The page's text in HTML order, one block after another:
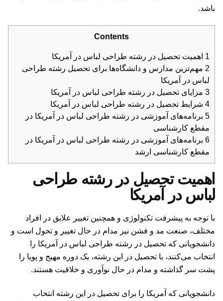
باشد.
Contents
1 اهمیت تحصیل در رشته طراحی لباس در آمریکا
2 مهم‌ترین مدارس و دانشگاه‌ها برای تحصیل رشته طراحی
لباس در آمریکا
3 مزایای تحصیل در رشته طراحی لباس در آمریکا
4 شرایط تحصیل در رشته طراحی لباس در آمریکا
5 برنامه‌های آموزشی در رشته طراحی لباس در آمریکا در
مقطع کارشناسی
6 برنامه‌های آموزشی در رشته طراحی لباس در آمریکا در
مقطع کارشناسی ارشد
اهمیت تحصیل در رشته طراحی
لباس در آمریکا
با توجه به پیشرفت تکنولوژی و همچنین تغییر علایق در افراد
مختلف، صنعت مد و فشن نیز مدام در حال تغییر و تحول است و
دانشجویانی که تحصیل در رشته طراحی لباس در آمریکا را
انتخاب می‌کنند، با تحصیل در این رشته، یک دوره مهیج و پویا را
پشت سر گذاشته و مدام در حال نوآوری و خلاقیت هستند.
دانشجویانی که آمریکا را برای تحصیل در این رشته انتخاب